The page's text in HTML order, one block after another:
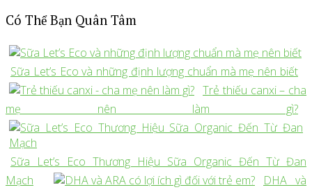
Có Thể Bạn Quân Tâm
Sữa Let’s Eco và những định lượng chuẩn mà mẹ nên biết
Trẻ thiếu canxi – cha
mẹ nên làm gì?
Sữa Let’s Eco Thương Hiệu Sữa Organic Đến Từ Đan
Mạch
DHA và